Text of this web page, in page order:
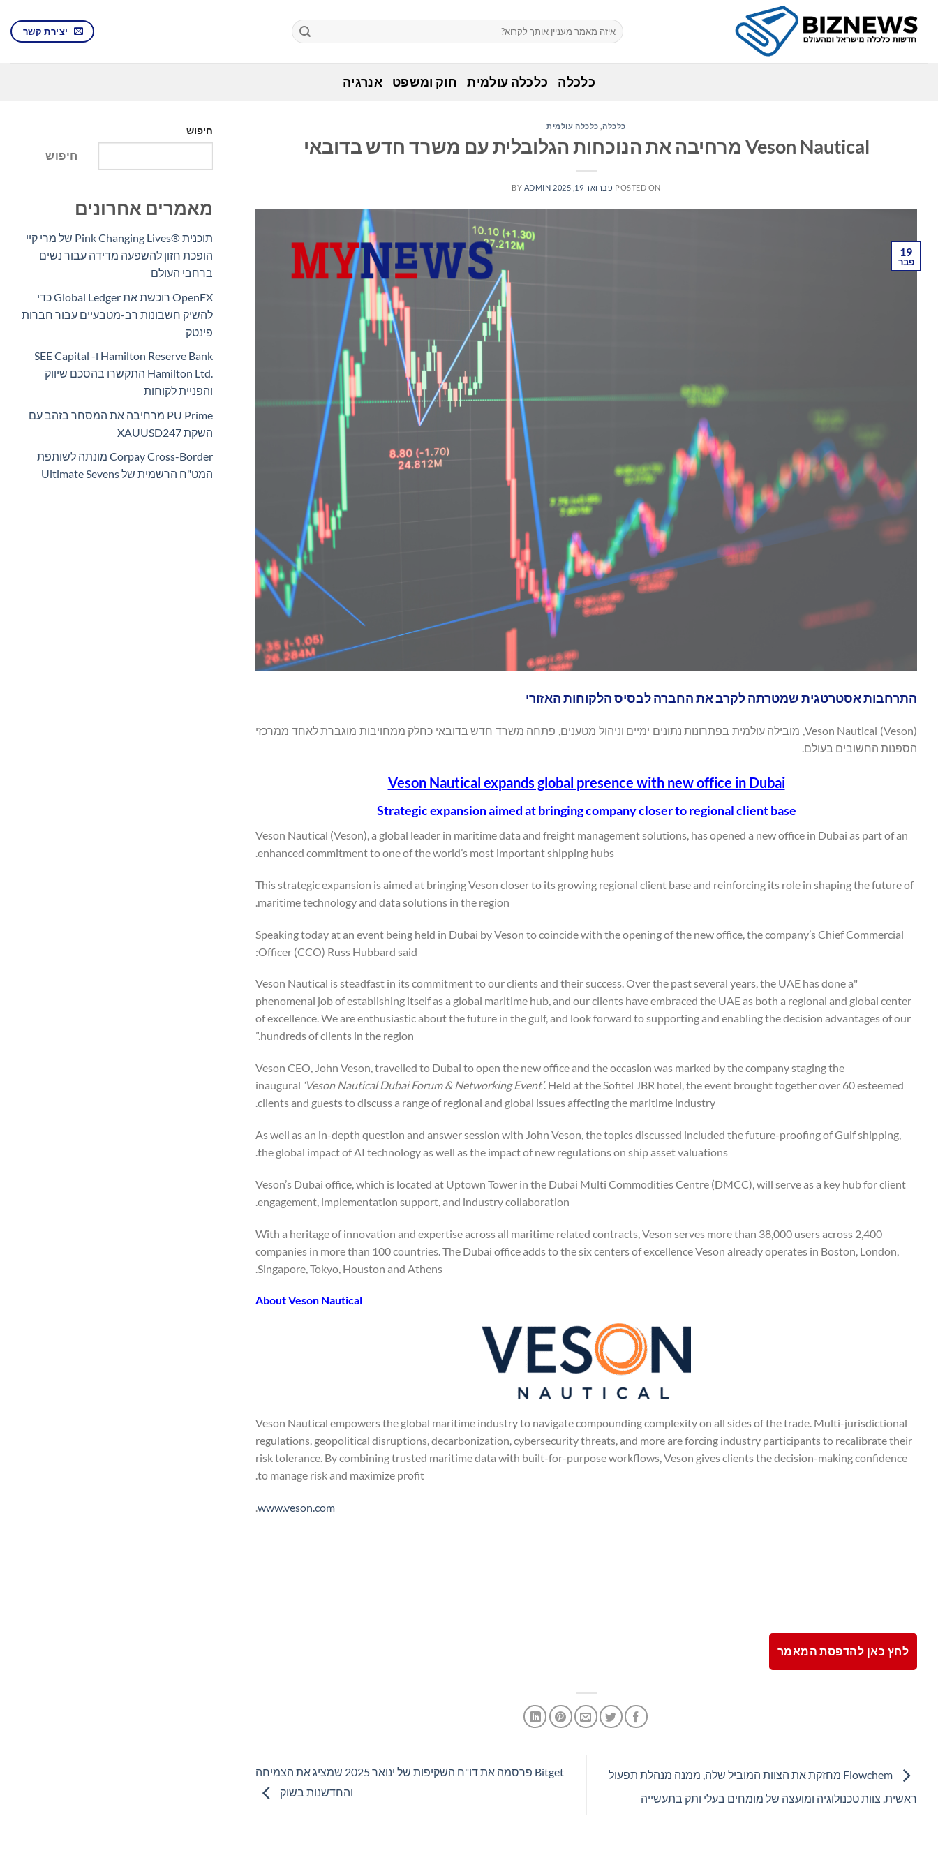
content
יצירת קשר
כלכלה כלכלה עולמית חוק ומשפט אנרגיה
כלכלה, כלכלה עולמית
Veson Nautical מרחיבה את הנוכחות הגלובלית עם משרד חדש בדובאי
POSTED ON פברואר 19, 2025 BY ADMIN
19
פבר
התרחבות אסטרטגית שמטרתה לקרב את החברה לבסיס הלקוחות האזורי
Veson Nautical (Veson), מובילה עולמית בפתרונות נתונים ימיים וניהול מטענים, פתחה משרד חדש בדובאי כחלק ממחויבות מוגברת לאחד ממרכזי
הספנות החשובים בעולם.
Veson Nautical expands global presence with new office in Dubai
Strategic expansion aimed at bringing company closer to regional client base
Veson Nautical (Veson), a global leader in maritime data and freight management solutions, has opened a new office in Dubai as part of an
enhanced commitment to one of the world’s most important shipping hubs.
This strategic expansion is aimed at bringing Veson closer to its growing regional client base and reinforcing its role in shaping the future of
maritime technology and data solutions in the region.
Speaking today at an event being held in Dubai by Veson to coincide with the opening of the new office, the company’s Chief Commercial
Officer (CCO) Russ Hubbard said:
"Veson Nautical is steadfast in its commitment to our clients and their success. Over the past several years, the UAE has done a
phenomenal job of establishing itself as a global maritime hub, and our clients have embraced the UAE as both a regional and global center
of excellence. We are enthusiastic about the future in the gulf, and look forward to supporting and enabling the decision advantages of our
hundreds of clients in the region.”
Veson CEO, John Veson, travelled to Dubai to open the new office and the occasion was marked by the company staging the
inaugural ‘Veson Nautical Dubai Forum & Networking Event’. Held at the Sofitel JBR hotel, the event brought together over 60 esteemed
clients and guests to discuss a range of regional and global issues affecting the maritime industry.
As well as an in-depth question and answer session with John Veson, the topics discussed included the future-proofing of Gulf shipping,
the global impact of AI technology as well as the impact of new regulations on ship asset valuations.
Veson’s Dubai office, which is located at Uptown Tower in the Dubai Multi Commodities Centre (DMCC), will serve as a key hub for client
engagement, implementation support, and industry collaboration.
With a heritage of innovation and expertise across all maritime related contracts, Veson serves more than 38,000 users across 2,400
companies in more than 100 countries. The Dubai office adds to the six centers of excellence Veson already operates in Boston, London,
Singapore, Tokyo, Houston and Athens.
About Veson Nautical
Veson Nautical empowers the global maritime industry to navigate compounding complexity on all sides of the trade. Multi-jurisdictional
regulations, geopolitical disruptions, decarbonization, cybersecurity threats, and more are forcing industry participants to recalibrate their
risk tolerance. By combining trusted maritime data with built-for-purpose workflows, Veson gives clients the decision-making confidence
to manage risk and maximize profit.
www.veson.com
לחץ כאן להדפסת המאמר
Flowchem מחזקת את הצוות המוביל שלה, ממנה מנהלת תפעול
ראשית, צוות טכנולוגיה ומועצה של מומחים בעלי ותק בתעשייה
Bitget פרסמה את דו"ח השקיפות של ינואר 2025 שמציג את הצמיחה
והחדשנות בשוק
חיפוש
חיפוש
מאמרים אחרונים
תוכנית Pink Changing Lives®‎ של מרי קיי
הופכת חזון להשפעה מדידה עבור נשים
ברחבי העולם
OpenFX רוכשת את Global Ledger כדי
להשיק חשבונות רב-מטבעיים עבור חברות
פינטק
Hamilton Reserve Bank ו- SEE Capital
Hamilton Ltd.‎ התקשרו בהסכם שיווק
והפניית לקוחות
PU Prime מרחיבה את המסחר בזהב עם
השקת XAUUSD247
Corpay Cross-Border מונתה לשותפת
המט"ח הרשמית של Ultimate Sevens